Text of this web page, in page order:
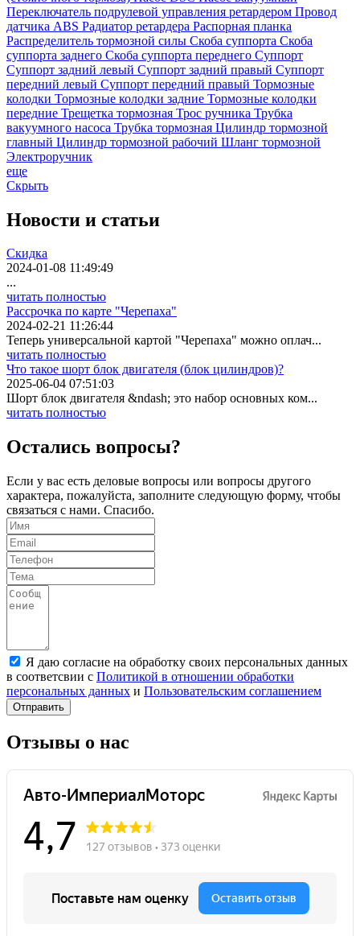
Переключатель подрулевой управления ретардером Провод
датчика ABS Радиатор ретардера Распорная планка
Распределитель тормозной силы Скоба суппорта Скоба
суппорта заднего Скоба суппорта переднего Суппорт
Суппорт задний левый Суппорт задний правый Суппорт
передний левый Суппорт передний правый Тормозные
колодки Тормозные колодки задние Тормозные колодки
передние Трещетка тормозная Трос ручника Трубка
вакуумного насоса Трубка тормозная Цилиндр тормозной
главный Цилиндр тормозной рабочий Шланг тормозной
Электроручник
еще
Скрыть
Новости и статьи
Скидка
2024-01-08 11:49:49
...
читать полностью
Рассрочка по карте "Черепаха"
2024-02-21 11:26:44
Теперь универсальной картой "Черепаха" можно оплач...
читать полностью
Что такое шорт блок двигателя (блок цилиндров)?
2025-06-04 07:51:03
Шорт блок двигателя &ndash; это набор основных ком...
читать полностью
Остались вопросы?
Если у вас есть деловые вопросы или вопросы другого
характера, пожалуйста, заполните следующую форму, чтобы
связаться с нами. Спасибо.
Я даю согласие на обработку своих персональных данных
в соответсвии с Политикой в отношении обработки
персональных данных и Пользовательским соглашением
Отправить
Отзывы о нас